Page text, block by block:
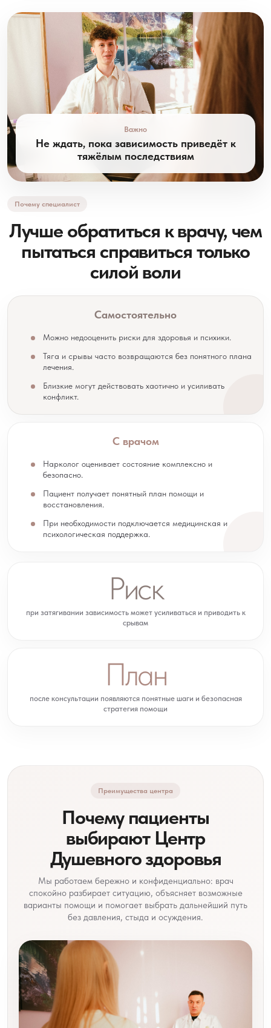
Важно
Не ждать, пока зависимость приведёт к
тяжёлым последствиям
Почему специалист
Лучше обратиться к врачу, чем
пытаться справиться только
силой воли
Самостоятельно
Можно недооценить риски для здоровья и психики.
Тяга и срывы часто возвращаются без понятного плана
лечения.
Близкие могут действовать хаотично и усиливать
конфликт.
С врачом
Нарколог оценивает состояние комплексно и
безопасно.
Пациент получает понятный план помощи и
восстановления.
При необходимости подключается медицинская и
психологическая поддержка.
Риск
при затягивании зависимость может усиливаться и приводить к
срывам
План
после консультации появляются понятные шаги и безопасная
стратегия помощи
Преимущества центра
Почему пациенты
выбирают Центр
Душевного здоровья
Мы работаем бережно и конфиденциально: врач
спокойно разбирает ситуацию, объясняет возможные
варианты помощи и помогает выбрать дальнейший путь
без давления, стыда и осуждения.